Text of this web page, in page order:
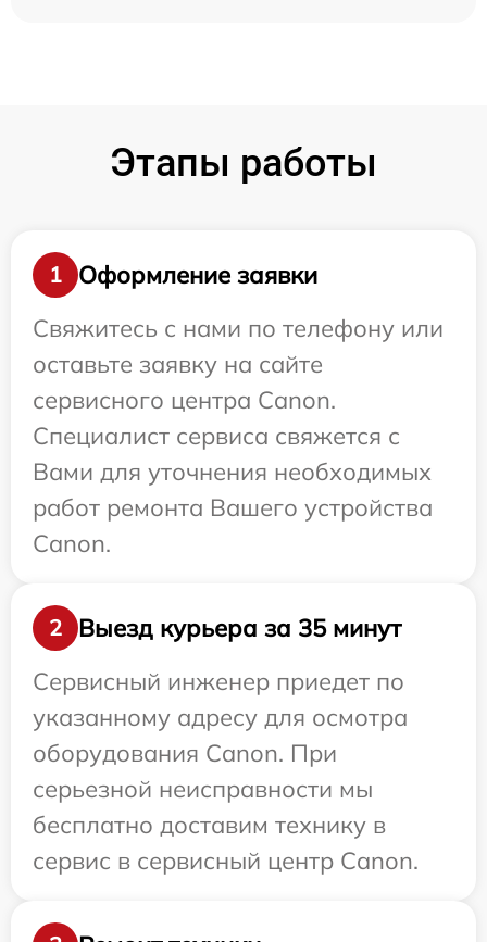
Этапы работы
1
Оформление заявки
Свяжитесь с нами по телефону или
оставьте заявку на сайте
сервисного центра Canon.
Специалист сервиса свяжется с
Вами для уточнения необходимых
работ ремонта Вашего устройства
Canon.
2
Выезд курьера за 35 минут
Сервисный инженер приедет по
указанному адресу для осмотра
оборудования Canon. При
серьезной неисправности мы
бесплатно доставим технику в
сервис в сервисный центр Canon.